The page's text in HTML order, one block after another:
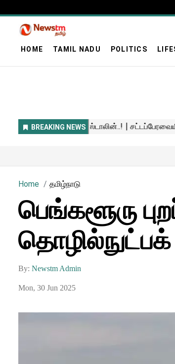
HOME TAMIL NADU POLITICS
Home தமிழ்நாடு
பெங்களூரு
By: Newstm Admin
Mon, 30 Jun 2025